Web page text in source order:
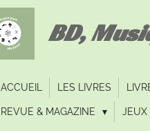
BD,
ACCUEIL LES LIVRES
REVUE & MAGAZINE JEUX